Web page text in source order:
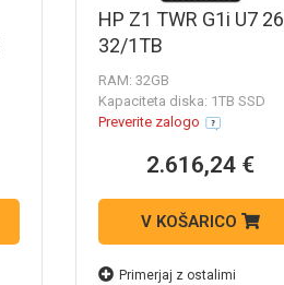
HP Z1 TWR G1i U7
32/1TB
RAM: 32GB
Kapaciteta diska: 1TB SSD
Preverite zalogo
2.616,24 €
V KOŠARICO
Primerjaj z ostalimi